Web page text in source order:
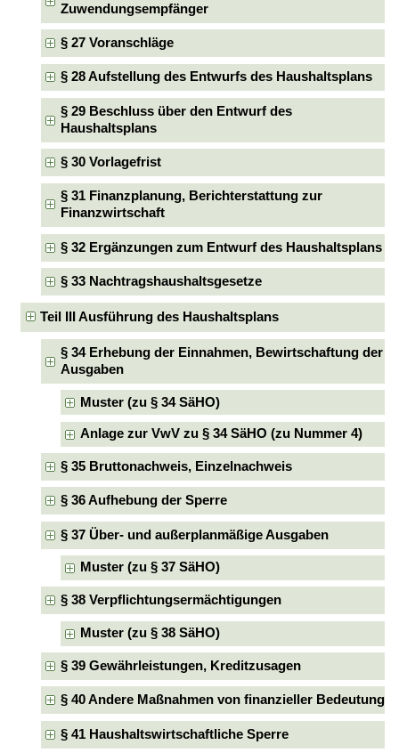
Zuwendungsempfänger
§ 27 Voranschläge
§ 28 Aufstellung des Entwurfs des Haushaltsplans
§ 29 Beschluss über den Entwurf des
Haushaltsplans
§ 30 Vorlagefrist
§ 31 Finanzplanung, Berichterstattung zur
Finanzwirtschaft
§ 32 Ergänzungen zum Entwurf des Haushaltsplans
§ 33 Nachtragshaushaltsgesetze
Teil III Ausführung des Haushaltsplans
§ 34 Erhebung der Einnahmen, Bewirtschaftung der
Ausgaben
Muster (zu § 34 SäHO)
Anlage zur VwV zu § 34 SäHO (zu Nummer 4)
§ 35 Bruttonachweis, Einzelnachweis
§ 36 Aufhebung der Sperre
§ 37 Über- und außerplanmäßige Ausgaben
Muster (zu § 37 SäHO)
§ 38 Verpflichtungsermächtigungen
Muster (zu § 38 SäHO)
§ 39 Gewährleistungen, Kreditzusagen
§ 40 Andere Maßnahmen von finanzieller Bedeutung
§ 41 Haushaltswirtschaftliche Sperre